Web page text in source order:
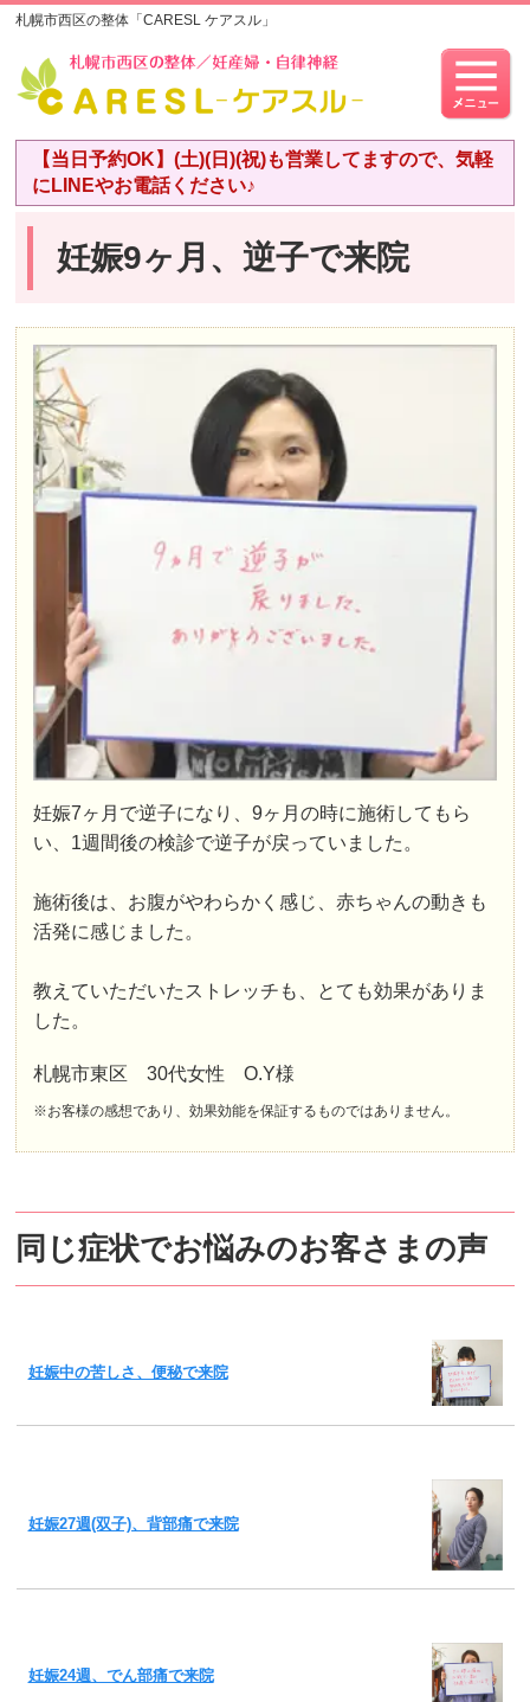
札幌市西区の整体「CARESL ケアスル」
【当日予約OK】(土)(日)(祝)も営業してますので、気軽
にLINEやお電話ください♪
妊娠9ヶ月、逆子で来院
妊娠7ヶ月で逆子になり、9ヶ月の時に施術してもら
い、1週間後の検診で逆子が戻っていました。
施術後は、お腹がやわらかく感じ、赤ちゃんの動きも
活発に感じました。
教えていただいたストレッチも、とても効果がありま
した。
札幌市東区 30代女性 O.Y様
※お客様の感想であり、効果効能を保証するものではありません。
同じ症状でお悩みのお客さまの声
妊娠中の苦しさ、便秘で来院
妊娠27週(双子)、背部痛で来院
妊娠24週、でん部痛で来院